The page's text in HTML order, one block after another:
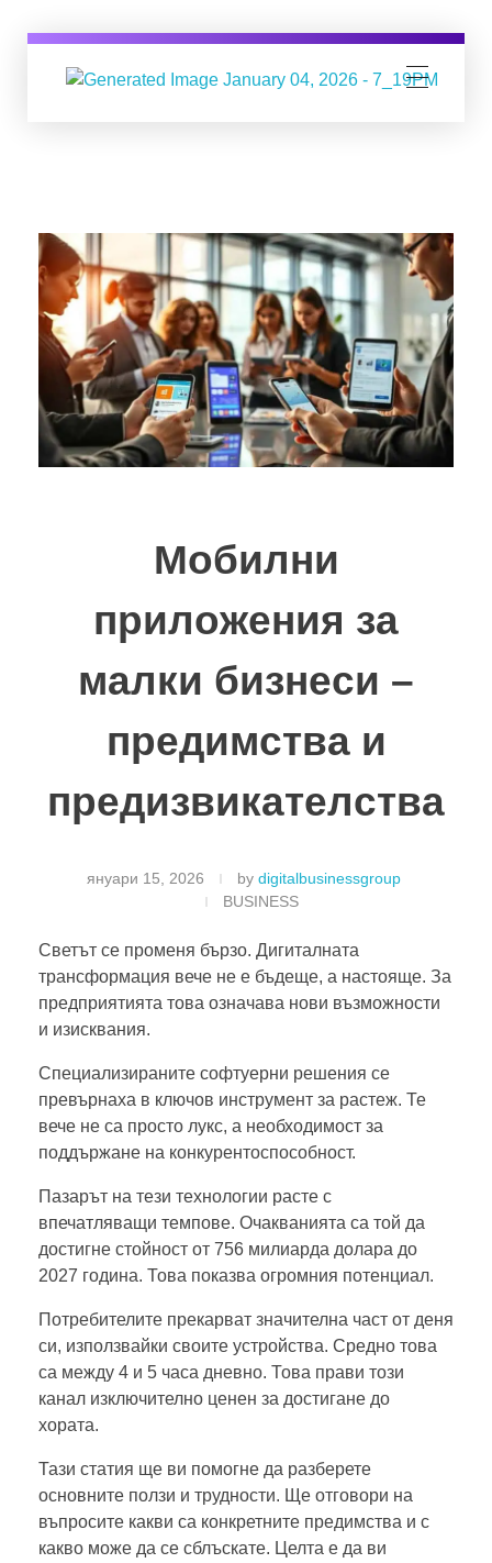
Мобилни
приложения за
малки бизнеси –
предимства и
предизвикателства
януари 15, 2026 by digitalbusinessgroup
BUSINESS
Светът се променя бързо. Дигиталната
трансформация вече не е бъдеще, а настояще. За
предприятията това означава нови възможности
и изисквания.
Специализираните софтуерни решения се
превърнаха в ключов инструмент за растеж. Те
вече не са просто лукс, а необходимост за
поддържане на конкурентоспособност.
Пазарът на тези технологии расте с
впечатляващи темпове. Очакванията са той да
достигне стойност от 756 милиарда долара до
2027 година. Това показва огромния потенциал.
Потребителите прекарват значителна част от деня
си, използвайки своите устройства. Средно това
са между 4 и 5 часа дневно. Това прави този
канал изключително ценен за достигане до
хората.
Тази статия ще ви помогне да разберете
основните ползи и трудности. Ще отговори на
въпросите какви са конкретните предимства и с
какво може да се сблъскате. Целта е да ви